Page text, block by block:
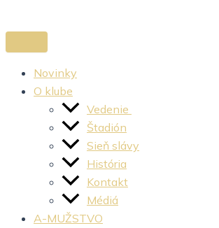
Novinky
O klube
Vedenie
Štadión
Sieň slávy
História
Kontakt
Médiá
A-MUŽSTVO